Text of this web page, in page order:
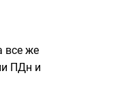
все же
ПДн и